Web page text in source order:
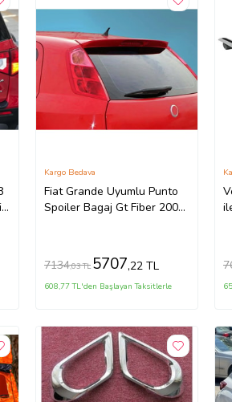
Fiat Grande Uyumlu Punto
Spoiler Bagaj Gt Fiber 2005-
Kargo Bedava
7134,03 TL 5707,22 TL
608,77 TL'den Başlayan Taksitlerle